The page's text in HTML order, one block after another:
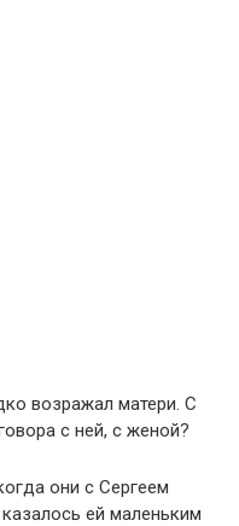
возражал матери. С
с ней, с женой?
они с Сергеем
ей маленьким